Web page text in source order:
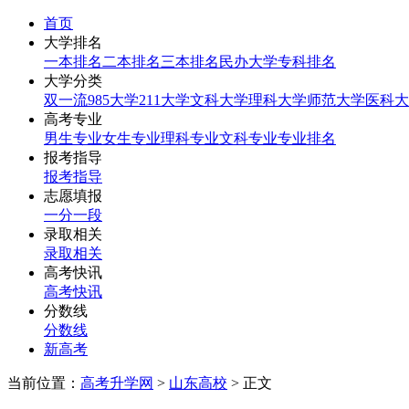
首页
大学排名
一本排名 二本排名三本排名 民办大学专科排名
大学分类
双一流985大学211大学文科大学理科大学师范大学医科
高考专业
男生专业女生专业理科专业文科专业专业排名
报考指导
报考指导
志愿填报
一分一段
录取相关
录取相关
高考快讯
高考快讯
分数线
分数线
新高考
当前位置： 高考升学网 > 山东高校 > 正文